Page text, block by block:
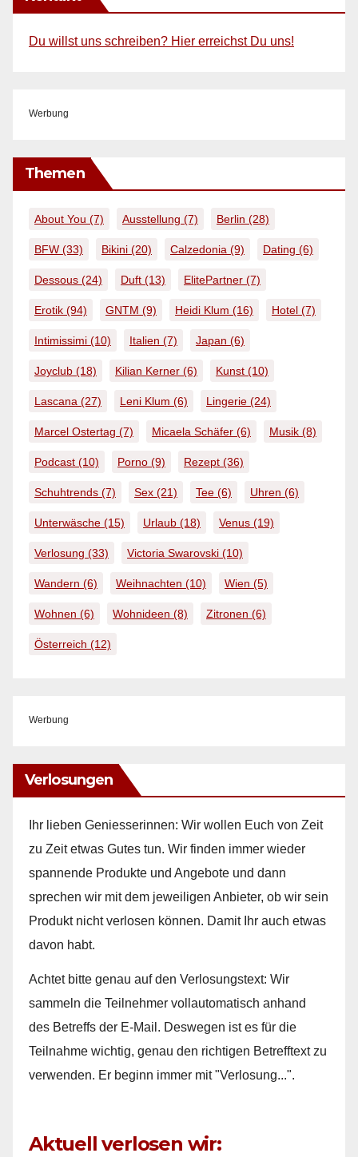
Du willst uns schreiben? Hier erreichst Du uns!
Werbung
Themen
About You (7) Ausstellung (7) Berlin (28)
BFW (33) Bikini (20) Calzedonia (9) Dating (6)
Dessous (24) Duft (13) ElitePartner (7)
Erotik (94) GNTM (9) Heidi Klum (16) Hotel (7)
Intimissimi (10) Italien (7) Japan (6)
Joyclub (18) Kilian Kerner (6) Kunst (10)
Lascana (27) Leni Klum (6) Lingerie (24)
Marcel Ostertag (7) Micaela Schäfer (6) Musik (8)
Podcast (10) Porno (9) Rezept (36)
Schuhtrends (7) Sex (21) Tee (6) Uhren (6)
Unterwäsche (15) Urlaub (18) Venus (19)
Verlosung (33) Victoria Swarovski (10)
Wandern (6) Weihnachten (10) Wien (5)
Wohnen (6) Wohnideen (8) Zitronen (6)
Österreich (12)
Werbung
Verlosungen
Ihr lieben Geniesserinnen: Wir wollen Euch von Zeit
zu Zeit etwas Gutes tun. Wir finden immer wieder
spannende Produkte und Angebote und dann
sprechen wir mit dem jeweiligen Anbieter, ob wir sein
Produkt nicht verlosen können. Damit Ihr auch etwas
davon habt.
Achtet bitte genau auf den Verlosungstext: Wir
sammeln die Teilnehmer vollautomatisch anhand
des Betreffs der E-Mail. Deswegen ist es für die
Teilnahme wichtig, genau den richtigen Betrefftext zu
verwenden. Er beginn immer mit "Verlosung...".
Aktuell verlosen wir: